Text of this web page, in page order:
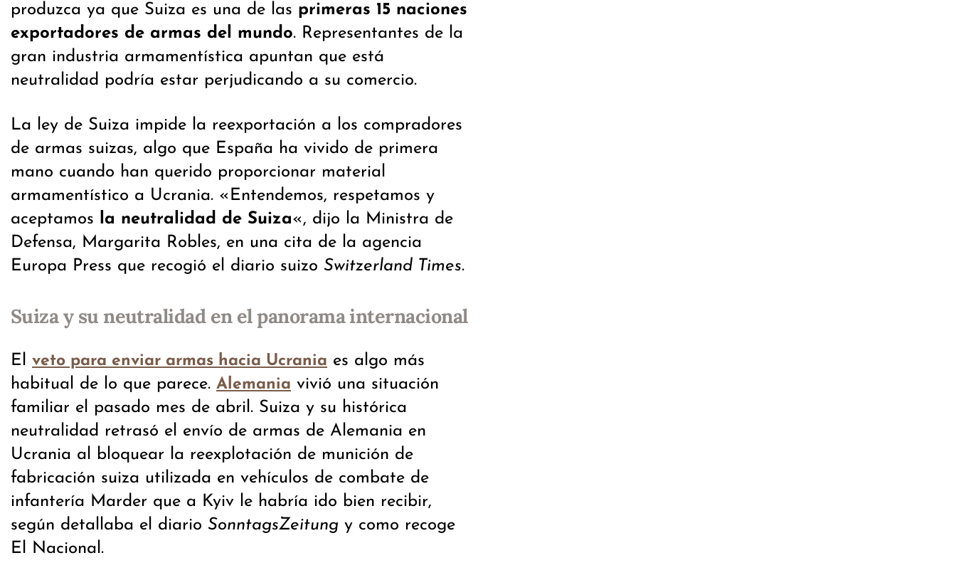
produzca ya que Suiza es una de las primeras 15 naciones
exportadores de armas del mundo. Representantes de la
gran industria armamentística apuntan que está
neutralidad podría estar perjudicando a su comercio.
La ley de Suiza impide la reexportación a los compradores
de armas suizas, algo que España ha vivido de primera
mano cuando han querido proporcionar material
armamentístico a Ucrania. «Entendemos, respetamos y
aceptamos
la neutralidad de Suiza«, dijo la Ministra de
Defensa, Margarita Robles, en una cita de la agencia
Europa Press que recogió el diario suizo Switzerland Times.
Suiza y su neutralidad en el panorama internacional
El veto para enviar armas hacia Ucrania es algo más
habitual de lo que parece. Alemania vivió una situación
familiar el pasado mes de abril. Suiza y su histórica
neutralidad retrasó el envío de armas de Alemania en
Ucrania al bloquear la reexplotación de munición de
fabricación suiza utilizada en vehículos de combate de
infantería Marder que a Kyiv le habría ido bien recibir,
según detallaba el diario SonntagsZeitung y como recoge
El Nacional.